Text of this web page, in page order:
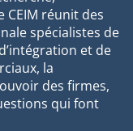
CEIM réunit des
spécialistes de
et de
la
des firmes,
qui font